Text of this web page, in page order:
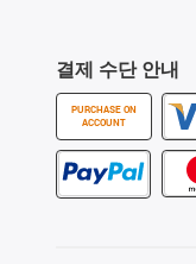
결제 수단 안내
PURCHASE ON
ACCOUNT